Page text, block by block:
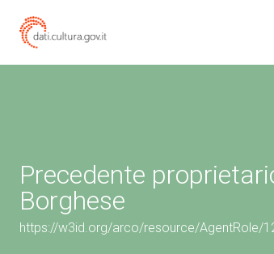
Precedente
Borghese
https://w3id.org/arco/resource/AgentRole/